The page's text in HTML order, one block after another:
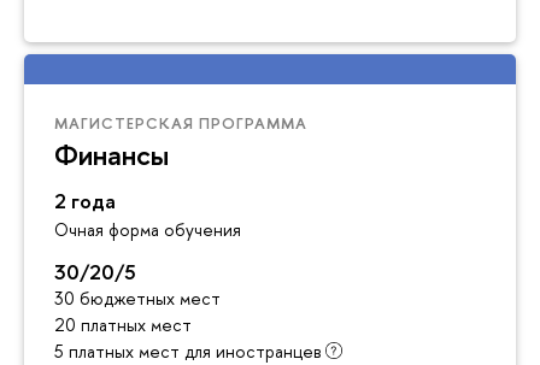
МАГИСТЕРСКАЯ ПРОГРАММА
Финансы
2 года
Очная форма обучения
30/20/5
30 бюджетных мест
20 платных мест
5 платных мест для иностранцев